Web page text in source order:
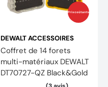
Prix coûtants
DEWALT ACCESSOIRES
Coffret de 14 forets
multi-matériaux DEWALT
DT70727-QZ Black&Gold